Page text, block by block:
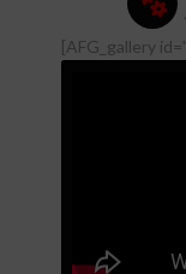
[AFG_gallery